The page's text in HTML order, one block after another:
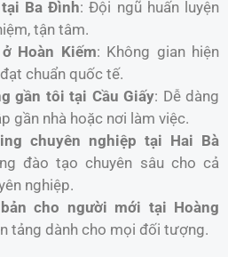
Ba Đình: Đội ngũ huấn luyện
tận tâm.
Hoàn Kiếm: Không gian hiện
chuẩn quốc tế.
gần tôi tại Cầu Giấy: Dễ dàng
gần nhà hoặc nơi làm việc.
chuyên nghiệp tại Hai Bà
đào tạo chuyên sâu cho cả
nghiệp.
cho người mới tại Hoàng
tảng dành cho mọi đối tượng.